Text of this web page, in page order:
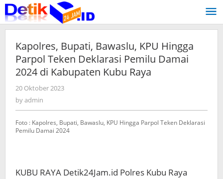
Skip
to
content
Kapolres, Bupati, Bawaslu, KPU Hingga
Parpol Teken Deklarasi Pemilu Damai
2024 di Kabupaten Kubu Raya
20 Oktober 2023
byadmin
Foto : Kapolres, Bupati, Bawaslu, KPU Hingga Parpol Teken Deklarasi
Pemilu Damai 2024
KUBU RAYA Detik24Jam.id Polres Kubu Raya